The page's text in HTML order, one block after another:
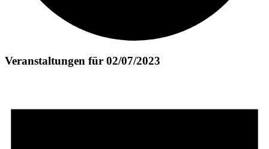
Veranstaltungen für 02/07/2023